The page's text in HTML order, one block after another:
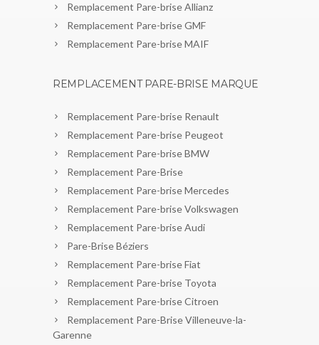
Remplacement Pare-brise Allianz
Remplacement Pare-brise GMF
Remplacement Pare-brise MAIF
REMPLACEMENT PARE-BRISE MARQUE
Remplacement Pare-brise Renault
Remplacement Pare-brise Peugeot
Remplacement Pare-brise BMW
Remplacement Pare-Brise
Remplacement Pare-brise Mercedes
Remplacement Pare-brise Volkswagen
Remplacement Pare-brise Audi
Pare-Brise Béziers
Remplacement Pare-brise Fiat
Remplacement Pare-brise Toyota
Remplacement Pare-brise Citroen
Remplacement Pare-Brise Villeneuve-la-
Garenne